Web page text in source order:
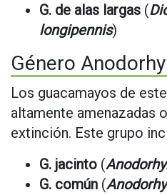
G. de alas largas (
longipennis)
Género
Los guacamayos de
altamente amenazadas
extinción. Este grupo
G. jacinto (
G. común (